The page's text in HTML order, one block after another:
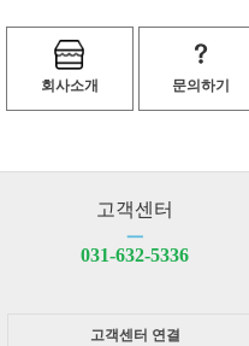
회사소개 문의하기
고객센터
ㅡ
031-632-5336
고객센터 연결